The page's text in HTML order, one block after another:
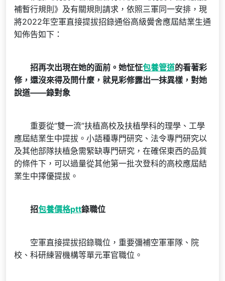
補暫行規則》及有關規則請求，依照三軍同一安排，現
將2022年空軍直接提拔招錄通俗高級黌舍應屆結業生通
知佈告如下：
招再次出現在她的面前。她怔怔包養管道的看著彩
修，還沒來得及問什麼，就見彩修露出一抹異樣，對她
說道——錄對象
重要從“雙一流”扶植高校及扶植學科的理學、工學
應屆結業生中提拔。小語種專門研究、法令專門研究以
及其他部隊扶植急需緊缺專門研究，在確保東西的品質
的條件下，可以過量從其他第一批次登科的高校應屆結
業生中擇優提拔。
招包養價格ptt錄職位
空軍直接提拔招錄職位，重要彌補空軍軍隊、院
校、科研練習機構等單元軍官職位。